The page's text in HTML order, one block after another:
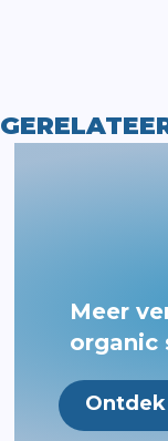
Meer
organic
Ontdek